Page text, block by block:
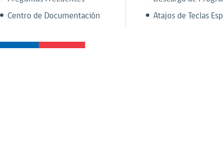
Centro de Documentación
Atajos de Teclas